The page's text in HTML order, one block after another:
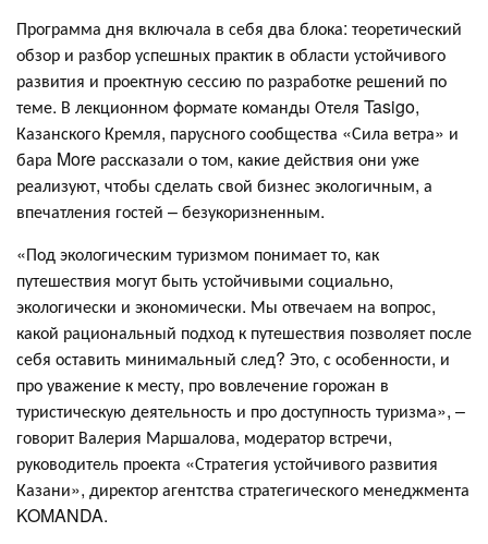
Программа дня включала в себя два блока: теоретический
обзор и разбор успешных практик в области устойчивого
развития и проектную сессию по разработке решений по
теме. В лекционном формате команды Отеля Tasigo,
Казанского Кремля, парусного сообщества «Сила ветра» и
бара More рассказали о том, какие действия они уже
реализуют, чтобы сделать свой бизнес экологичным, а
впечатления гостей – безукоризненным.
«Под экологическим туризмом понимает то, как
путешествия могут быть устойчивыми социально,
экологически и экономически. Мы отвечаем на вопрос,
какой рациональный подход к путешествия позволяет после
себя оставить минимальный след? Это, с особенности, и
про уважение к месту, про вовлечение горожан в
туристическую деятельность и про доступность туризма», –
говорит Валерия Маршалова, модератор встречи,
руководитель проекта «Стратегия устойчивого развития
Казани», директор агентства стратегического менеджмента
KOMANDA.